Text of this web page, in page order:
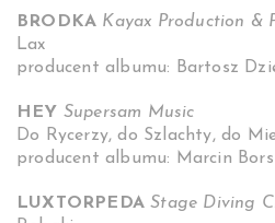
BRODKA Kayax Production &
Lax
producent albumu: Bartosz
HEY Supersam Music
Do Rycerzy, do Szlachty, do
producent albumu: Marcin Bors
LUXTORPEDA Stage Diving